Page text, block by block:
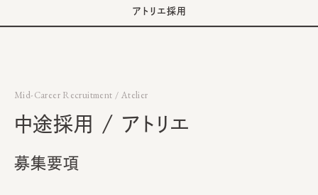
アトリエ採用
Mid-Career Recruitment / Atelier
中途採用 / アトリエ
募集要項